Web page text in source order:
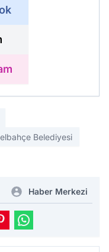
Belediyesi
Haber Merkezi